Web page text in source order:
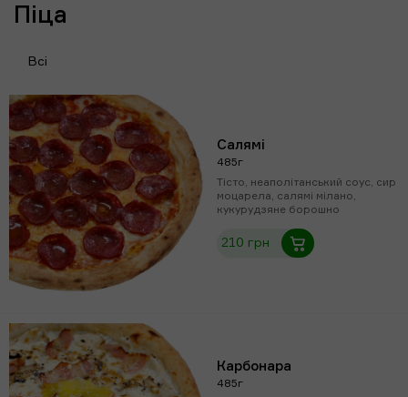
Піца
Всі
Салямі
485г
Тісто, неаполітанський соус, сир
моцарела, салямі мілано,
кукурудзяне борошно
210 грн
Карбонара
485г